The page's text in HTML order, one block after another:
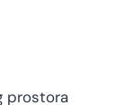
prostora